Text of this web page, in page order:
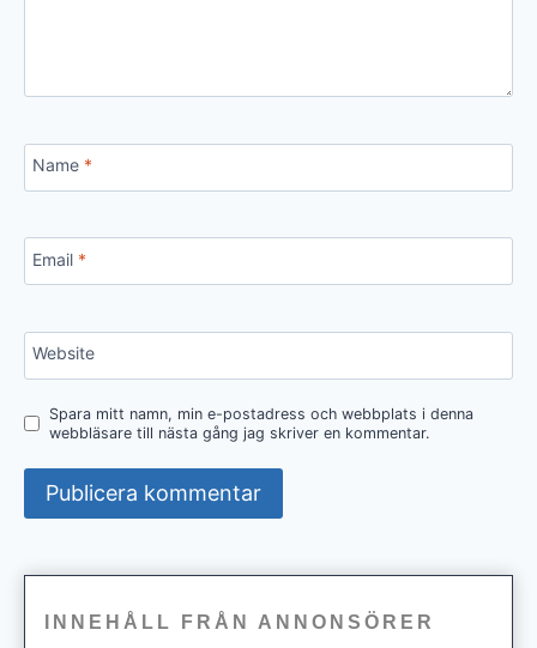
Name *
Email *
Website
Spara mitt namn, min e-postadress och webbplats i denna
webbläsare till nästa gång jag skriver en kommentar.
INNEHÅLL FRÅN ANNONSÖRER